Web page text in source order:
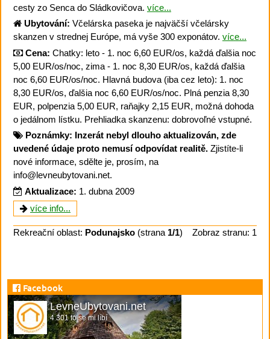
cesty zo Senca do Sládkovičova. více...
Ubytování: Včelárska paseka je najväčší včelársky
skanzen v strednej Európe, má vyše 300 exponátov. více...
Cena: Chatky: leto - 1. noc 6,60 EUR/os, každá ďalšia noc
5,00 EUR/os/noc, zima - 1. noc 8,30 EUR/os, každá ďalšia
noc 6,60 EUR/os/noc. Hlavná budova (iba cez leto): 1. noc
8,30 EUR/os, ďalšia noc 6,60 EUR/os/noc. Plná penzia 8,30
EUR, polpenzia 5,00 EUR, raňajky 2,15 EUR, možná dohoda
o jedálnom lístku. Prehliadka skanzenu: dobrovoľné vstupné.
Poznámky: Inzerát nebyl dlouho aktualizován, zde
uvedené údaje proto nemusí odpovídat realitě. Zjistíte-li
nové informace, sdělte je, prosím, na
info@levneubytovani.net.
Aktualizace: 1. dubna 2009
více info...
Rekreační oblast: Podunajsko (strana 1/1) Zobraz stranu: 1
Facebook
LevneUbytovani.net
4 301 to se mi líbí